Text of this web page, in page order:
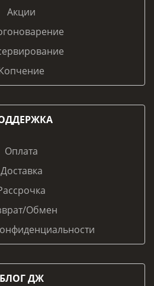
Акции
Оплата
Доставка
Обмен
БЛОГ ДЖ